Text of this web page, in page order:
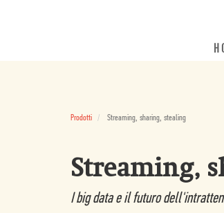
Prodotti Streaming, sharing, stealing
Streaming,
I big data e il futuro